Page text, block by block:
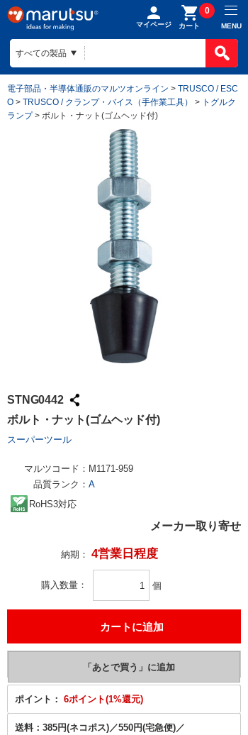
マイページ カート
0
MENU
電子部品・半導体通販のマルツオンライン > TRUSCO / ESC
O > TRUSCO / クランプ・バイス（手作業工具） > トグルク
ランプ> ボルト・ナット(ゴムヘッド付)
STNG0442
ボルト・ナット(ゴムヘッド付)
スーパーツール
マルツコード： M1171-959
品質ランク： A
RoHS3対応
メーカー取り寄せ
納期： 4営業日程度
購入数量 個
ポイント： 6ポイント(1%還元)
送料： 385円(ネコポス)／550円(宅急便)／